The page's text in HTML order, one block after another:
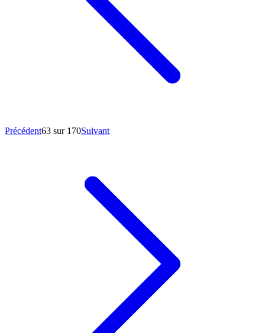
Précédent63 sur 170Suivant